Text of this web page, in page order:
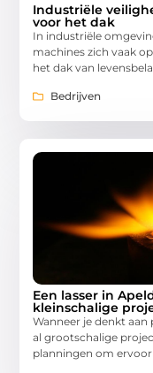
Industriële
voor het dak
In industriële
machines zich vaak
het dak van
Bedrijven
Een lasser in
kleinschalige
Wanneer je denkt aan
al grootschalige
planningen om